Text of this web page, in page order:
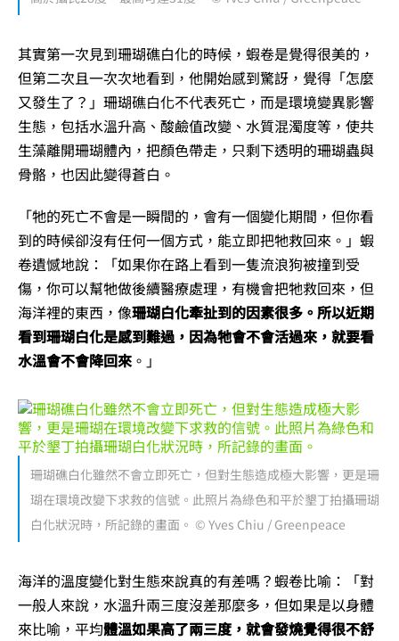
其實第一次見到珊瑚礁白化的時候，蝦卷是覺得很美的，
但第二次且一次次地看到，他開始感到驚訝，覺得「怎麼
又發生了？」珊瑚礁白化不代表死亡，而是環境變異影響
生態，包括水溫升高、酸鹼值改變、水質混濁度等，使共
生藻離開珊瑚體內，把顏色帶走，只剩下透明的珊瑚蟲與
骨骼，也因此變得蒼白。
「牠的死亡不會是一瞬間的，會有一個變化期間，但你看
到的時候卻沒有任何一個方式，能立即把牠救回來。」蝦
卷遺憾地說：「如果你在路上看到一隻流浪狗被撞到受
傷，你可以幫牠做後續醫療處理，有機會把牠救回來，但
海洋裡的東西，像珊瑚白化牽扯到的因素很多。所以近期
看到珊瑚白化是感到難過，因為牠會不會活過來，就要看
水溫會不會降回來。」
珊瑚礁白化雖然不會立即死亡，但對生態造成極大影響，更是珊
瑚在環境改變下求救的信號。此照片為綠色和平於墾丁拍攝珊瑚
白化狀況時，所記錄的畫面。 © Yves Chiu / Greenpeace
海洋的溫度變化對生態來說真的有差嗎？蝦卷比喻：「對
一般人來說，水溫升兩三度沒差那麼多，但如果是以身體
來比喻，平均體溫如果高了兩三度，就會發燒覺得很不舒